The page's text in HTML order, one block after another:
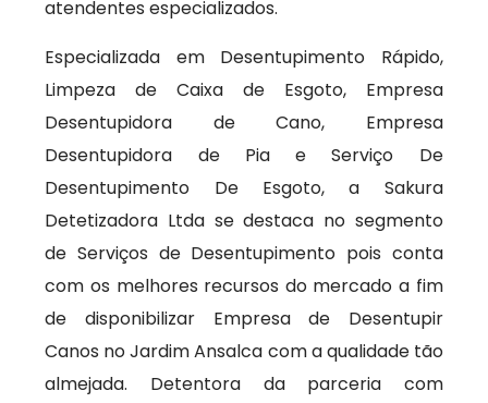
atendentes especializados.
Especializada em Desentupimento Rápido,
Limpeza de Caixa de Esgoto, Empresa
Desentupidora de Cano, Empresa
Desentupidora de Pia e Serviço De
Desentupimento De Esgoto, a Sakura
Detetizadora Ltda se destaca no segmento
de Serviços de Desentupimento pois conta
com os melhores recursos do mercado a fim
de disponibilizar Empresa de Desentupir
Canos no Jardim Ansalca com a qualidade tão
almejada. Detentora da parceria com